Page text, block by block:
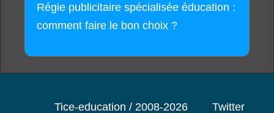
Régie publicitaire spécialisée éducation :
comment faire le bon choix ?
Tice-education / 2008-2026 Twitter